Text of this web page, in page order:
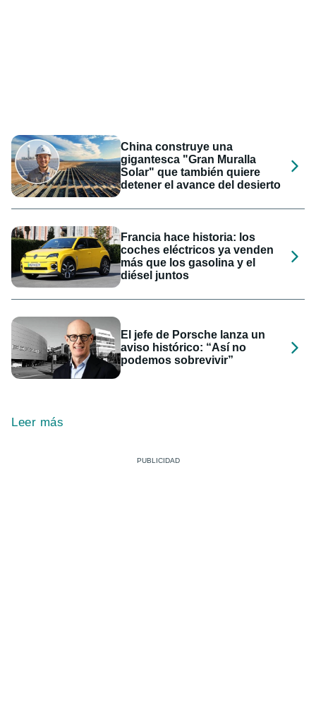
China construye una
gigantesca "Gran Muralla
Solar" que también quiere
detener el avance del desierto
Francia hace historia: los
coches eléctricos ya venden
más que los gasolina y el
diésel juntos
El jefe de Porsche lanza un
aviso histórico: “Así no
podemos sobrevivir”
Leer más